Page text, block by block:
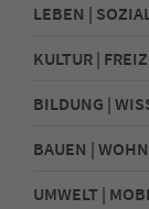
LEBEN |
KULTUR |
BILDUNG |
BAUEN |
UMWELT |